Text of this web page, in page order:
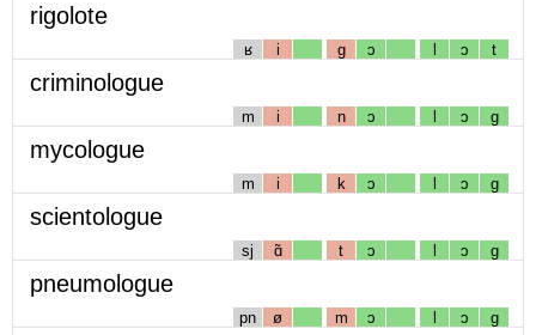
rigolote
ʁ i g ɔ l ɔ t
criminologue
m i n ɔ l ɔ g
mycologue
m i k ɔ l ɔ g
scientologue
sj ɑ̃ t ɔ l ɔ g
pneumologue
pn ø m ɔ l ɔ g